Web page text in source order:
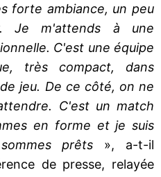
forte ambiance, un peu
Je m'attends à une
C'est une équipe
très compact, dans
jeu. De ce côté, on ne
C'est un match
en forme et je suis
prêts », a-t-il
de presse, relayée